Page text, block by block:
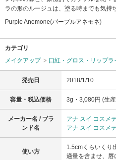
ラの形のルージュは、塗る時までも気持
Purple Anemone(パープルアネモネ)
カテゴリ
メイクアップ
口紅・グロス・リップラ
発売日 2018/1/10
容量・税込価格 3g・3,080円 (生
メーカー名 / ブラ
ンド名
アナ スイ コスメ
アナ スイ コスメ
使い方
1.5cmくらいくり
適量を含ませ、唇